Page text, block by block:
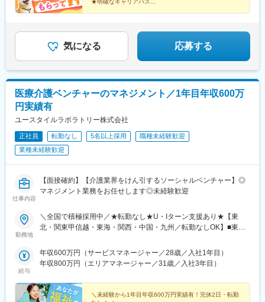
ャリアチェンジによる昇格可能☆ページ下部「勤務地の一例」も
ご参照ください【2／全国マネージャーコース】◆全国募集／引越
在地はHP参照⇒養成期間後の勤務地は現在お住まいの地域又はジ
ェネラルマネージャーと相談の上決定◆引越し手当支給・家賃無
料の借り上げ社宅提供☆早期キャリアアップしたい方に最適なポ
ジション
★明確なキャリアパス
気になる 応募する
医療介護ベンチャーのマネジメント／1年目年収600万
円実績有
ユースタイルラボラトリー株式会社
正社員 転勤なし 5名以上採用
職種未経験歓迎
業種未経験歓迎
仕事内容
【面接確約】【介護業界をけん引するソーシャルベンチャー】◎
マネジメント業務をお任せします◎未経験歓迎
勤務地
＼全国で積極採用中／★転勤なし★U・Iターン支援あり★【東
北・関東甲信越・東海・関西・中国・九州／転勤なしOK】■東北
木、群馬、埼玉、千葉、東京、神奈川、新潟、富山、山梨、長野■
東海／岐阜、静岡、愛知、三重■関西／滋賀、京都、大阪、兵庫、
奈良、和歌山■中国・四国／岡山、広島、山口、徳島、香川、愛
沖縄★【エリア勤務希望・移住希望の方優遇】：サポート制度も
給与
年収600万円（サービスマネージャー／28歳／入社1年目）
年収800万円（エリアマネージャー／31歳／入社3年目）
＼未経験から1年目年収600万円実績有！完休2日・転勤